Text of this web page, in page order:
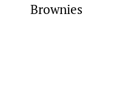
Brownies